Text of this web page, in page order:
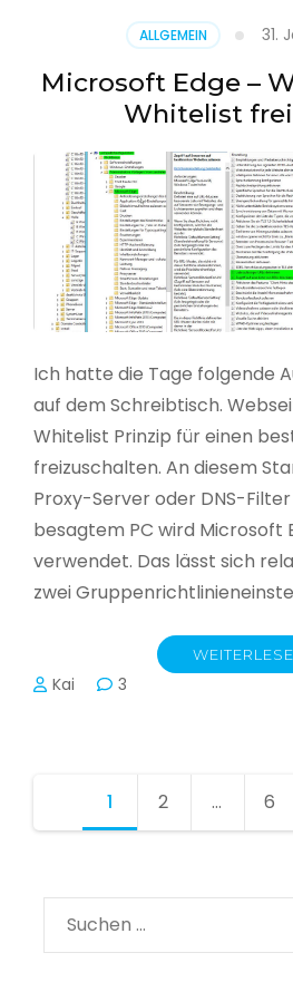
ALLGEMEIN 31.
Microsoft Edge –
Whitelist
Ich hatte die Tage folgende
auf dem Schreibtisch.
Whitelist Prinzip für einen
freizuschalten. An diesem
Proxy-Server oder DNS-
besagtem PC wird Microsoft
verwendet. Das lässt sich
zwei
Kai 3
1 Seite
2 … 6
Suchen
nach: